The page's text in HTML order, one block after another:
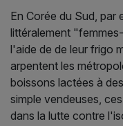
En Corée du Sud, par
littéralement
l'aide de de leur frigo
arpentent les
boissons lactées à
simple vendeuses,
dans la lutte contre